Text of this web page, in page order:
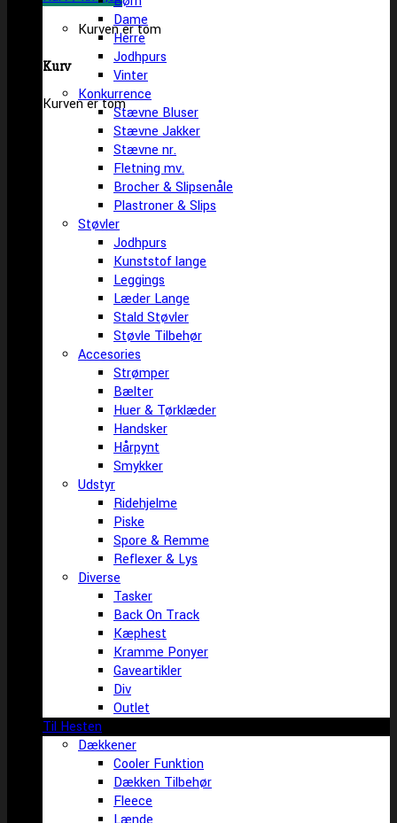
Kurven er tom
Kurv
Kurven er tom
Dame
Herre
Jodhpurs
Vinter
Konkurrence
Stævne Bluser
Stævne Jakker
Stævne nr.
Fletning mv.
Brocher & Slipsenåle
Plastroner & Slips
Støvler
Jodhpurs
Kunststof lange
Leggings
Læder Lange
Stald Støvler
Støvle Tilbehør
Accesories
Strømper
Bælter
Huer & Tørklæder
Handsker
Hårpynt
Smykker
Udstyr
Ridehjelme
Piske
Spore & Remme
Reflexer & Lys
Diverse
Tasker
Back On Track
Kæphest
Kramme Ponyer
Gaveartikler
Div
Outlet
Til Hesten
Dækkener
Cooler Funktion
Dækken Tilbehør
Fleece